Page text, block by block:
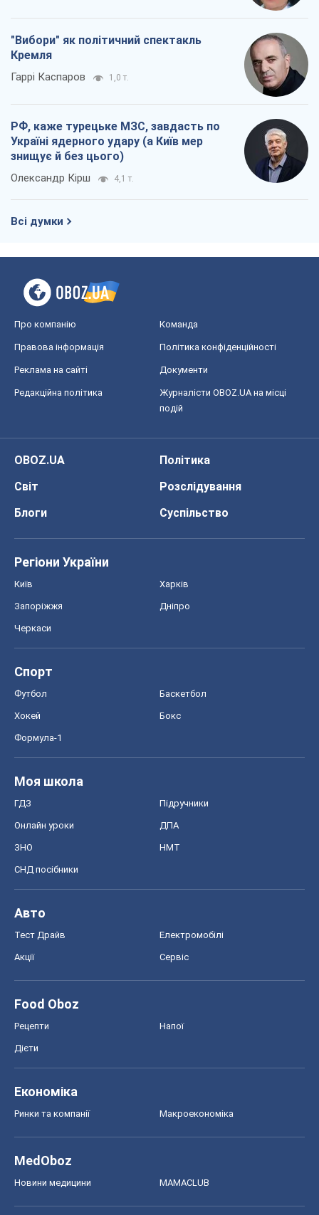
"Вибори" як політичний спектакль
Кремля
Гаррі Каспаров 1,0 т.
РФ, каже турецьке МЗС, завдасть по
Україні ядерного удару (а Київ мер
знищує й без цього)
Олександр Кірш 4,1 т.
Всі думки
Про компанію Команда
Правова інформація Політика конфіденційності
Реклама на сайті Документи
Редакційна політика
Журналісти OBOZ.UA на місці
подій
OBOZ.UA
Політика
Світ
Розслідування
Блоги
Суспільство
Регіони України
Київ Харків
Запоріжжя Дніпро
Черкаси
Спорт
Футбол Баскетбол
Хокей Бокс
Формула-1
Моя школа
ГДЗ Підручники
Онлайн уроки ДПА
ЗНО НМТ
СНД посібники
Авто
Тест Драйв Електромобілі
Акції Сервіс
Food Oboz
Рецепти Напої
Дієти
Економіка
Ринки та компанії Макроекономіка
MedOboz
Новини медицини MAMACLUB